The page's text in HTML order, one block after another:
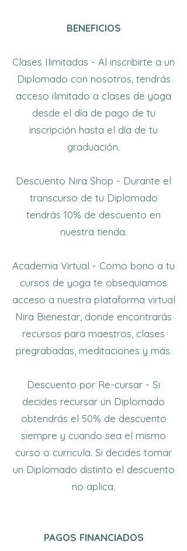
BENEFICIOS
Clases Ilimitadas - Al inscribirte a un
Diplomado con nosotros, tendrás
acceso ilimitado a clases de yoga
desde el día de pago de tu
inscripción hasta el día de tu
graduación.
Descuento Nira Shop - Durante el
transcurso de tu Diplomado
tendrás 10% de descuento en
nuestra tienda.
Academia Virtual - Como bono a tu
cursos de yoga te obsequiamos
acceso a nuestra plataforma virtual
Nira Bienestar, donde encontrarás
recursos para maestros, clases
pregrabadas, meditaciones y más.
Descuento por Re-cursar - Si
decides recursar un Diplomado
obtendrás el 50% de descuento
siempre y cuando sea el mismo
curso o curricula. Si decides tomar
un Diplomado distinto el descuento
no aplica.
PAGOS FINANCIADOS